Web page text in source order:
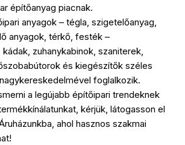
építőanyag piacnak.
anyagok – tégla, szigetelőanyag,
anyagok, térkő, festék –
zuhanykabinok, szaniterek,
és kiegészítők széles
foglalkozik.
a legújabb építőipari trendeknek
kérjük, látogasson el
ahol hasznos szakmai